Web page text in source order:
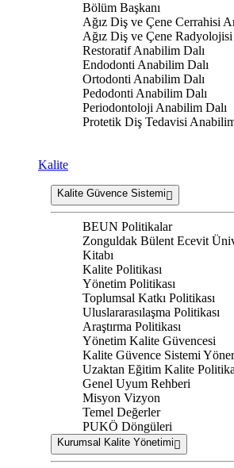
Bölüm Başkanı
Ağız Diş ve Çene Cerrahisi
Ağız Diş ve Çene
Restoratif Anabilim Dalı
Endodonti Anabilim Dalı
Ortodonti Anabilim Dalı
Pedodonti Anabilim Dalı
Periodontoloji Anabilim Dalı
Protetik Diş Tedavisi
Kalite
Kalite Güvence Sistemi
BEUN Politikalar
Zonguldak Bülent Ecevit
Kitabı
Kalite Politikası
Yönetim Politikası
Toplumsal Katkı Politikası
Uluslararasılaşma Politikası
Araştırma Politikası
Yönetim Kalite Güvencesi
Kalite Güvence Sistemi
Uzaktan Eğitim Kalite
Genel Uyum Rehberi
Misyon Vizyon
Temel Değerler
PUKÖ Döngüleri
Kurumsal Kalite Yönetimi